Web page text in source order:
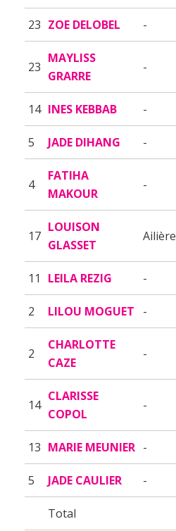
23 ZOE DELOBEL -
23
MAYLISS
GRARRE
-
14 INES KEBBAB -
5 JADE DIHANG -
4
FATIHA
MAKOUR
-
17
LOUISON
GLASSET
Ailière
11 LEILA REZIG -
2 LILOU MOGUET -
2
CHARLOTTE
CAZE
-
14
CLARISSE
COPOL
-
13 MARIE MEUNIER -
5 JADE CAULIER -
Total